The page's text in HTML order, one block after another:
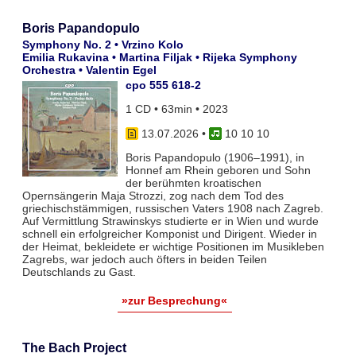
Boris Papandopulo
Symphony No. 2 • Vrzino Kolo
Emilia Rukavina • Martina Filjak • Rijeka Symphony
Orchestra • Valentin Egel
cpo 555 618-2
1 CD • 63min • 2023
13.07.2026 •
10 10 10
Boris Papandopulo (1906–1991), in
Honnef am Rhein geboren und Sohn
der berühmten kroatischen
Opernsängerin Maja Strozzi, zog nach dem Tod des
griechischstämmigen, russischen Vaters 1908 nach Zagreb.
Auf Vermittlung Strawinskys studierte er in Wien und wurde
schnell ein erfolgreicher Komponist und Dirigent. Wieder in
der Heimat, bekleidete er wichtige Positionen im Musikleben
Zagrebs, war jedoch auch öfters in beiden Teilen
Deutschlands zu Gast.
»zur Besprechung«
The Bach Project